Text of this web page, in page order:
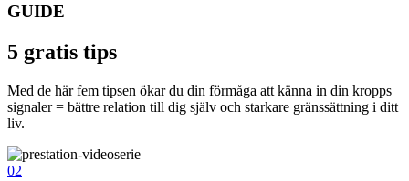
GUIDE
5 gratis tips
Med de här fem tipsen ökar du din förmåga att känna in din kropps
signaler = bättre relation till dig själv och starkare gränssättning i ditt
liv.
02